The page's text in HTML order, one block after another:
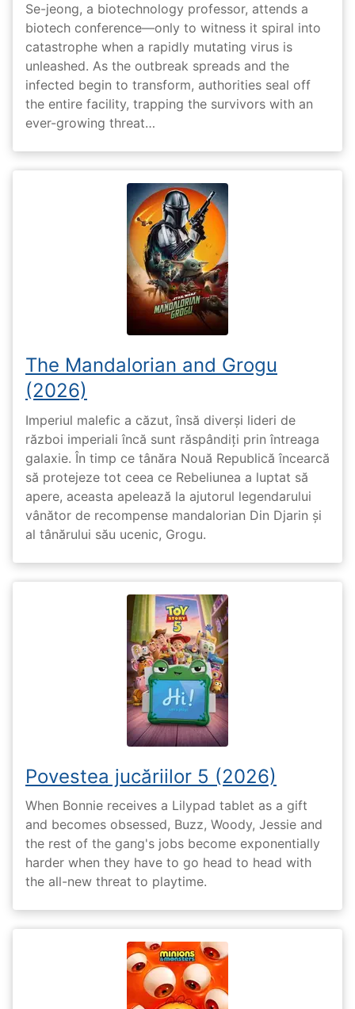
Se-jeong, a biotechnology professor, attends a
biotech conference—only to witness it spiral into
catastrophe when a rapidly mutating virus is
unleashed. As the outbreak spreads and the
infected begin to transform, authorities seal off
the entire facility, trapping the survivors with an
ever-growing threat…
The Mandalorian and Grogu
(2026)
Imperiul malefic a căzut, însă diverși lideri de
război imperiali încă sunt răspândiți prin întreaga
galaxie. În timp ce tânăra Nouă Republică încearcă
să protejeze tot ceea ce Rebeliunea a luptat să
apere, aceasta apelează la ajutorul legendarului
vânător de recompense mandalorian Din Djarin și
al tânărului său ucenic, Grogu.
Povestea jucăriilor 5 (2026)
When Bonnie receives a Lilypad tablet as a gift
and becomes obsessed, Buzz, Woody, Jessie and
the rest of the gang's jobs become exponentially
harder when they have to go head to head with
the all-new threat to playtime.